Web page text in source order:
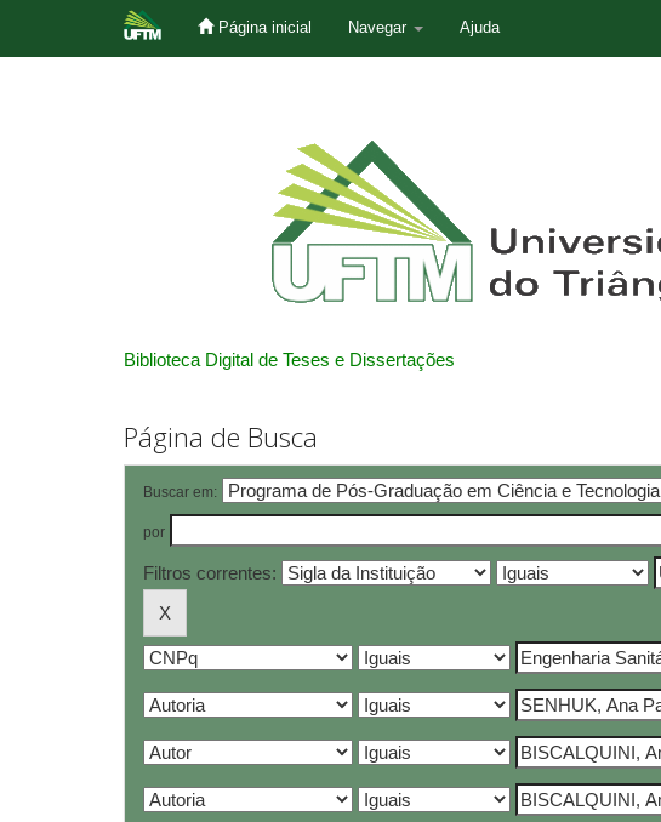
Página inicial Navegar Ajuda
Biblioteca Digital de Teses e Dissertações
Página de Busca
Buscar em:
por
Filtros correntes: